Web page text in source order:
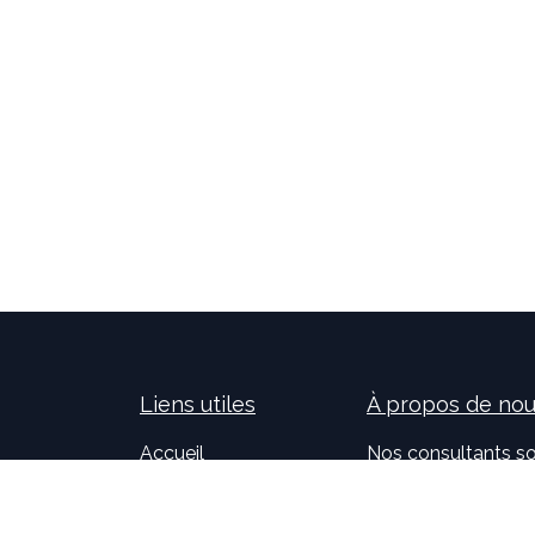
Liens utiles
Accueil
À propos de
Nos consultants